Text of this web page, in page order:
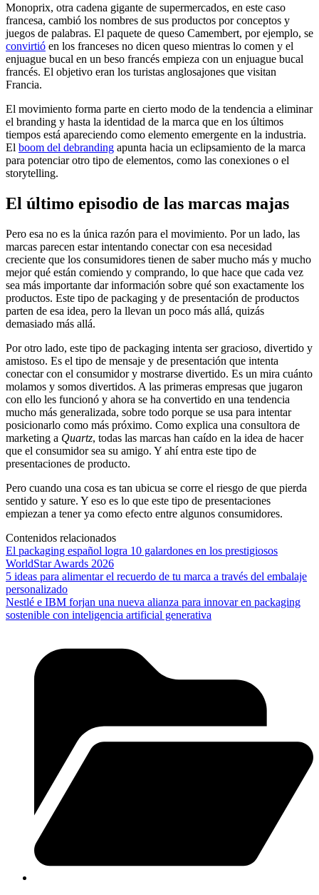
Monoprix, otra cadena gigante de supermercados, en este caso
francesa, cambió los nombres de sus productos por conceptos y
juegos de palabras. El paquete de queso Camembert, por ejemplo, se
convirtió en los franceses no dicen queso mientras lo comen y el
enjuague bucal en un beso francés empieza con un enjuague bucal
francés. El objetivo eran los turistas anglosajones que visitan
Francia.
El movimiento forma parte en cierto modo de la tendencia a eliminar
el branding y hasta la identidad de la marca que en los últimos
tiempos está apareciendo como elemento emergente en la industria.
El boom del debranding apunta hacia un eclipsamiento de la marca
para potenciar otro tipo de elementos, como las conexiones o el
storytelling.
El último episodio de las marcas majas
Pero esa no es la única razón para el movimiento. Por un lado, las
marcas parecen estar intentando conectar con esa necesidad
creciente que los consumidores tienen de saber mucho más y mucho
mejor qué están comiendo y comprando, lo que hace que cada vez
sea más importante dar información sobre qué son exactamente los
productos. Este tipo de packaging y de presentación de productos
parten de esa idea, pero la llevan un poco más allá, quizás
demasiado más allá.
Por otro lado, este tipo de packaging intenta ser gracioso, divertido y
amistoso. Es el tipo de mensaje y de presentación que intenta
conectar con el consumidor y mostrarse divertido. Es un mira cuánto
molamos y somos divertidos. A las primeras empresas que jugaron
con ello les funcionó y ahora se ha convertido en una tendencia
mucho más generalizada, sobre todo porque se usa para intentar
posicionarlo como más próximo. Como explica una consultora de
marketing a Quartz, todas las marcas han caído en la idea de hacer
que el consumidor sea su amigo. Y ahí entra este tipo de
presentaciones de producto.
Pero cuando una cosa es tan ubicua se corre el riesgo de que pierda
sentido y sature. Y eso es lo que este tipo de presentaciones
empiezan a tener ya como efecto entre algunos consumidores.
Contenidos relacionados
El packaging español logra 10 galardones en los prestigiosos
WorldStar Awards 2026
5 ideas para alimentar el recuerdo de tu marca a través del embalaje
personalizado
Nestlé e IBM forjan una nueva alianza para innovar en packaging
sostenible con inteligencia artificial generativa